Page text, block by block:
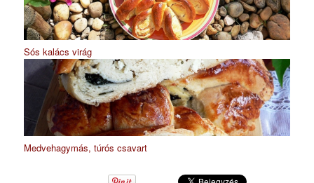
Sós kalács virág
Medvehagymás, túrós csavart